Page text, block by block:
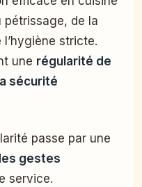
pétrissage, de la
l’hygiène stricte.
une régularité de
sécurité
passe par une
gestes
service.